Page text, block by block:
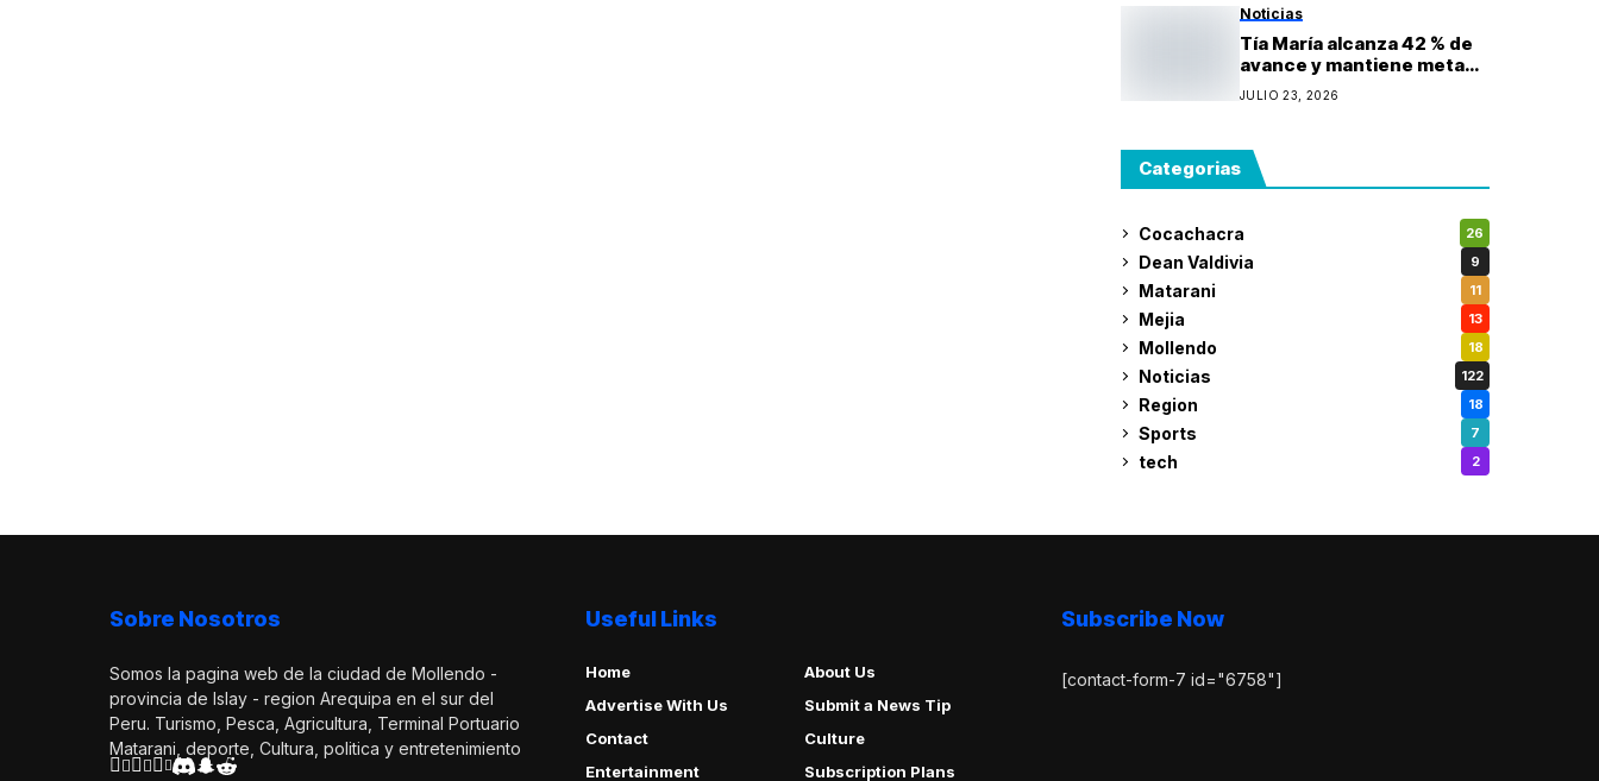
agosto
Noticias
Tía María alcanza 42 % de
avance y mantiene meta
de iniciar producción
durante 2027
JULIO 23, 2026
Categorias
Cocachacra 26
Dean Valdivia 9
Matarani 11
Mejia 13
Mollendo 18
Noticias 122
Region 18
Sports 7
tech 2
Sobre Nosotros
Somos la pagina web de la ciudad de Mollendo -
provincia de Islay - region Arequipa en el sur del
Peru. Turismo, Pesca, Agricultura, Terminal Portuario
Matarani, deporte, Cultura, politica y entretenimiento
Useful Links
Home
About Us
Advertise With Us
Submit a News Tip
Contact
Culture
Entertainment
Subscription Plans
Subscribe Now
[contact-form-7 id="6758"]